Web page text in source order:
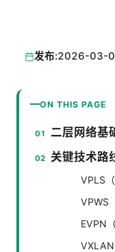
发布:2026-03-
ON THIS PAGE
二层网络基
关键技术路
VPLS
VPWS
EVPN
VXLAN